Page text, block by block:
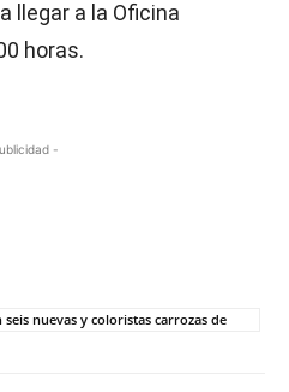
llegar a la Oficina
horas.
-
seis nuevas y coloristas carrozas de